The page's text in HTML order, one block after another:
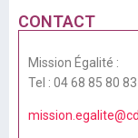
CONTACT
Mission Égalité :
Tel : 04 68 85 80 83